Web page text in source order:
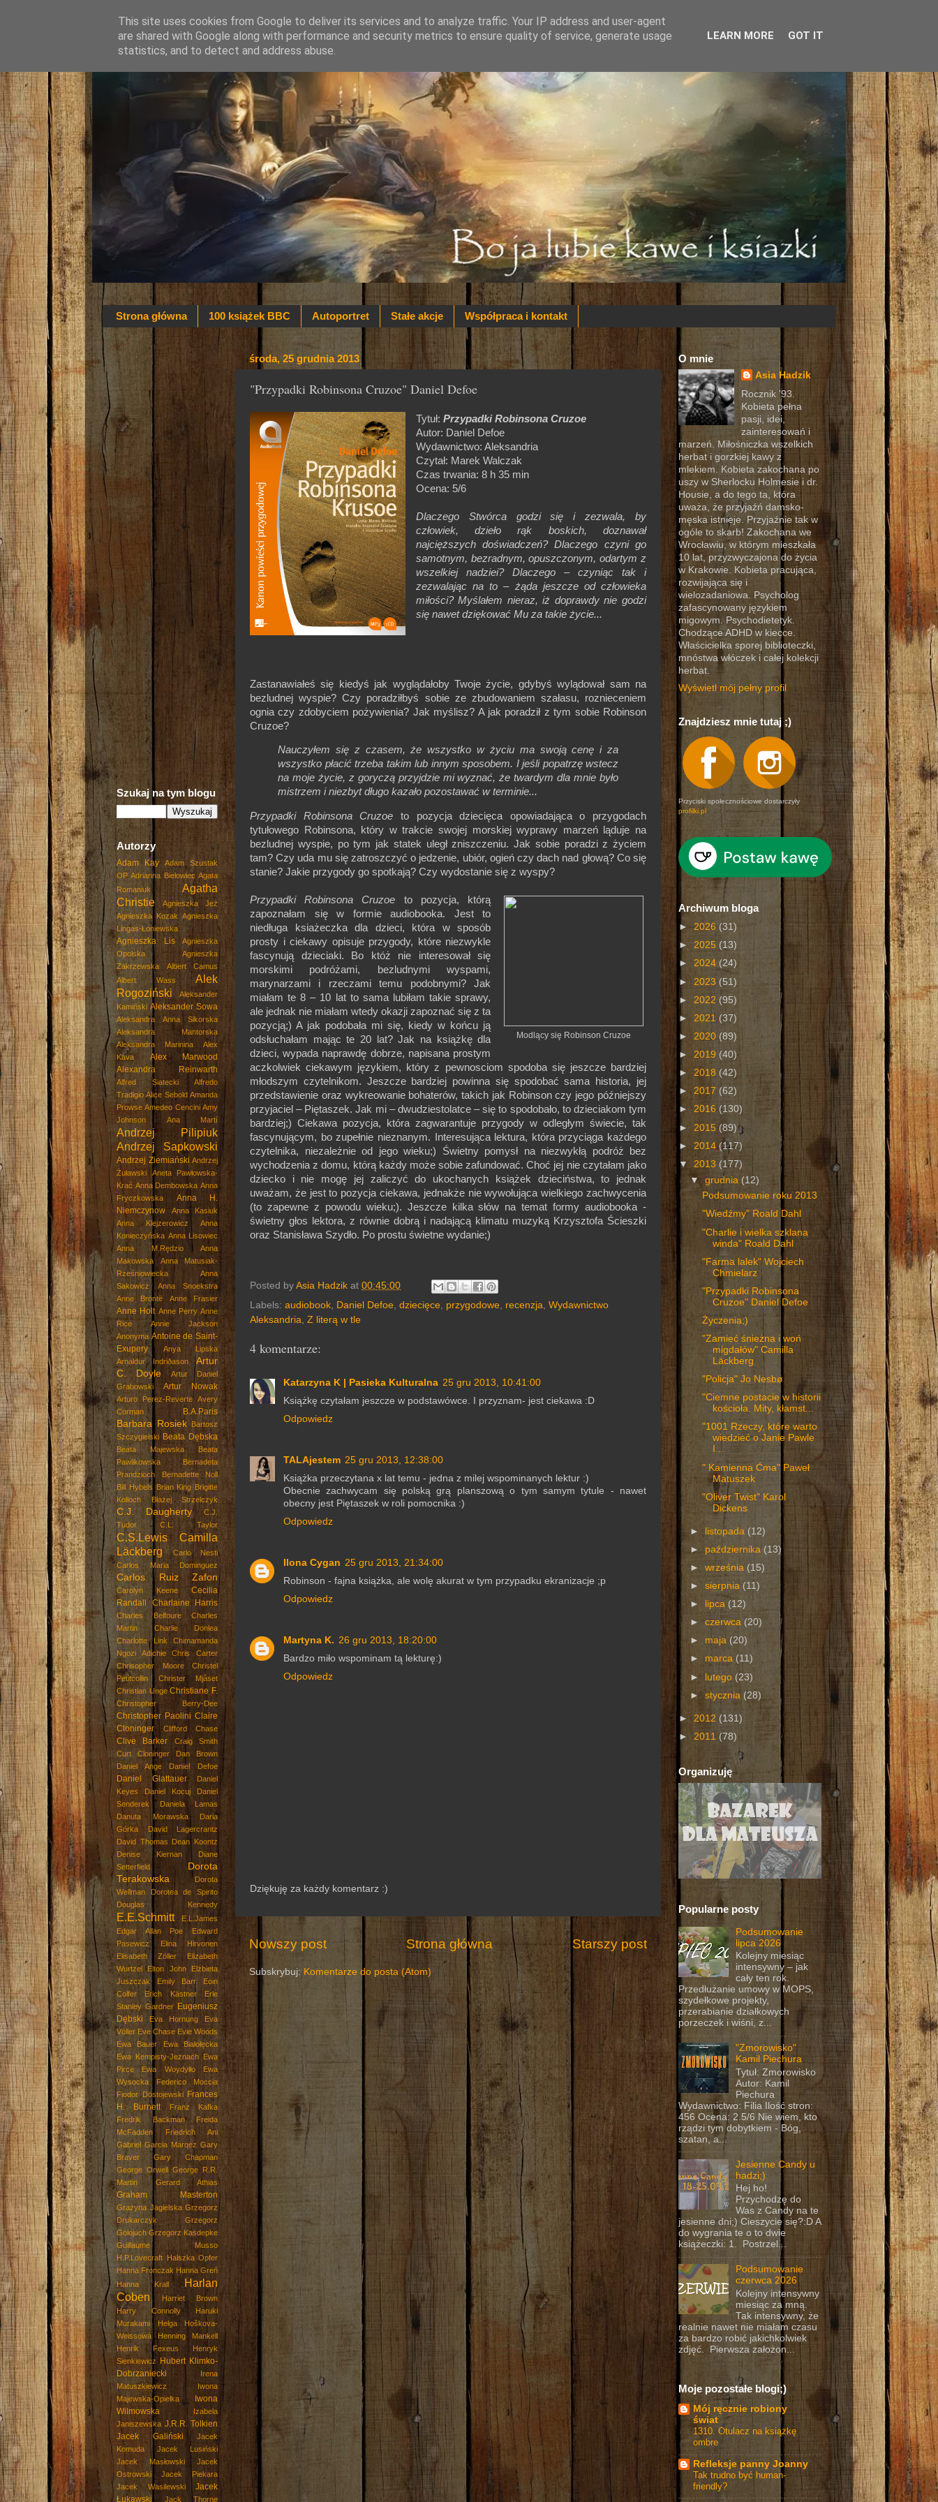
Strona główna 100 książek BBC Autoportret Stałe akcje Współpraca i kontakt
środa, 25 grudnia 2013
"Przypadki Robinsona Cruzoe" Daniel Defoe
Tytuł: Przypadki Robinsona Cruzoe
Autor: Daniel Defoe
Wydawnictwo: Aleksandria
Czytał: Marek Walczak
Czas trwania: 8 h 35 min
Ocena: 5/6
Dlaczego Stwórca godzi się i zezwala, by
człowiek, dzieło rąk boskich, doznawał
najcięższych doświadczeń? Dlaczego czyni go
samotnym, bezradnym, opuszczonym, odartym z
wszelkiej nadziei? Dlaczego – czyniąc tak i
zezwalając na to – żąda jeszcze od człowieka
miłości? Myślałem nieraz, iż doprawdy nie godzi
się nawet dziękować Mu za takie życie...
Zastanawiałeś się kiedyś jak wyglądałoby Twoje życie, gdybyś wylądował sam na
bezludnej wyspie? Czy poradziłbyś sobie ze zbudowaniem szałasu, roznieceniem
ognia czy zdobyciem pożywienia? Jak myślisz? A jak poradził z tym sobie Robinson
Cruzoe?
Nauczyłem się z czasem, że wszystko w życiu ma swoją cenę i za
wszystko płacić trzeba takim lub innym sposobem. I jeśli popatrzę wstecz
na moje życie, z goryczą przyjdzie mi wyznać, że twardym dla mnie było
mistrzem i niezbyt długo kazało pozostawać w terminie...
Przypadki Robinsona Cruzoe to pozycja dziecięca opowiadająca o przygodach
tytułowego Robinsona, który w trakcie swojej morskiej wyprawy marzeń ląduje na
bezludnej wyspie, po tym jak statek uległ zniszczeniu. Jak sobie poradzi z życiem
tam? Czy uda mu się zatroszczyć o jedzenie, ubiór, ogień czy dach nad głową? Co się
stanie? Jakie przygody go spotkają? Czy wydostanie się z wyspy?
Modlący się Robinson Cruzoe
Przypadki Robinsona Cruzoe to pozycja, którą
zapoznałam się w formie audiobooka. Jest to
niedługa ksiażeczka dla dzieci, która w sposób
prosty i ciekawy opisuje przygody, które niezwykle
fascynują dzieciaki. Bo któż nie interesował się
morskimi podróżami, bezludnymi wyspami,
marynarzami i rzeczami temu podobnymi? Jak
miałam te 8 – 10 lat to sama lubiłam takie sprawy,
ale jednak nie miałam wtedy okazji zapoznać się z ta
pozycją;) A jak podobała mi się, kiedy w końcu ją
odsłuchałam mając te 20 lat? Jak na książkę dla
dzieci, wypada naprawdę dobrze, napisana prostym
aczkolwiek ciekawym językiem, który z pewnosciom spodoba się jeszcze bardziej
młodszym czytelnikom. Jeszcze bardziej powinna się spodobać sama historia, jej
przedstawienie oraz wykreowanie bohaterów, takich jak Robinson czy jego późniejszy
przyjaciel – Piętaszek. Jak mi – dwudziestolatce – się to spodobało, to dzieciakom tym
bardziej;) Ciekawa pozycja, która zagwarantuje przygody w odległym świecie, tak
fascynującym, bo zupełnie nieznanym. Interesująca lektura, która przyciąga każdego
czytelnika, niezależnie od jego wieku;) Świetny pomysł na niezwykłą podróż bez
wychodzenia z domu, którą każdy może sobie zafundować. Choć jej nie czytałam jako
dziecko i nie mogę jej zaliczyć do ukochanych książek dzieciństwa, to jednak
uważam, że jest to pozycja ciekawa, jednakże nie wywołująca wielkiego zachwycenia
(to zapewne z powodu wieku;). Jeszcze kilka słów na temat formy audiobooka -
świetny głos lektora, z równie dobrą i nadającą klimatu muzyką Krzysztofa Ścieszki
oraz Stanisława Szydło. Po prostu świetne wydanie;)
Posted by Asia Hadzik at 00:45:00
Labels: audiobook Daniel Defoe dziecięce przygodowe recenzja Wydawnictwo
Aleksandria Z literą w tle
4 komentarze:
Katarzyna K | Pasieka Kulturalna 25 gru 2013, 10:41:00
Książkę czytałam jeszcze w podstawówce. I przyznam- jest ciekawa :D
Odpowiedz
TALAjestem 25 gru 2013, 12:38:00
Książka przeczytana x lat temu - jedna z milej wspominanych lektur :)
Obecnie zachwycam się polską grą planszową o tym samym tytule - nawet
obecny jest Piętaszek w roli pomocnika :)
Odpowiedz
Ilona Cygan 25 gru 2013, 21:34:00
Robinson - fajna książka, ale wolę akurat w tym przypadku ekranizacje ;p
Odpowiedz
Martyna K. 26 gru 2013, 18:20:00
Bardzo miło wspominam tą lekturę:)
Odpowiedz
Dziękuję za każdy komentarz :)
Nowszy post Starszy post
Strona główna
Subskrybuj: Komentarze do posta (Atom)
Szukaj na tym blogu
Autorzy
Adam Kay
Adam Szustak
OP Adrianna Biełowiec Agata
Romaniuk
Agatha
Christie
Agnieszka Jeż
Agnieszka Kozak Agnieszka
Lingas-Łoniewska
Agnieszka Lis
Agnieszka
Opolska
Agnieszka
Zakrzewska
Albert Camus
Albert Wass
Alek
Rogoziński
Aleksander
Kamiński Aleksander Sowa
Aleksandra Anna Sikorska
Aleksandra Mantorska
Aleksandra Marinina
Alex
Kava
Alex Marwood
Alexandra Reinwarth
Alfred Siatecki
Alfredo
Tradigio Alice Sebold Amanda
Prowse Amedeo Cencini Amy
Johnson
Ana Martí
Andrzej Pilipiuk
Andrzej Sapkowski
Andrzej Ziemiański Andrzej
Żuławski
Aneta Pawłowska-
Krać Anna Dembowska Anna
Fryczkowska
Anna H.
Niemczynow
Anna Kasiuk
Anna Klejzerowicz
Anna
Konieczyńska Anna Lisowiec
Anna M.Rędzio
Anna
Makowska
Anna Matusiak-
Rześniowiecka
Anna
Sakowicz
Anna Snoekstra
Anne Brontë
Anne Frasier
Anne Holt Anne Perry Anne
Rice
Annie Jackson
Anonyma Antoine de Saint-
Exupery
Anya Lipska
Arnaldur Indriðason
Artur
C. Doyle
Artur Daniel
Grabowski
Artur Nowak
Arturo Perez-Reverte Avery
Corman
B.A.Paris
Barbara Rosiek
Bartosz
Szczygielski Beata Dębska
Beata Majewska
Beata
Pawlikowska
Bernadeta
Prandzioch
Bernadette Noll
Bill Hybels
Brian King Brigitte
Kolloch
Błażej Strzelczyk
C.J. Daugherty
C.J.
Tudor
C.L. Taylor
C.S.Lewis
Camilla
Läckberg
Carlo Nesti
Carlos Maria Dominguez
Carlos Ruiz Zafon
Carolyn Keene
Cecilia
Randall
Charlaine Harris
Charles Belfoure
Charles
Martin
Charlie Donlea
Charlotte Link
Chimamanda
Ngozi Adichie
Chris Carter
Chrisopher Moore
Christel
Petitcollin
Christer Mjåset
Christian Unge Christiane F.
Christopher Berry-Dee
Christopher Paolini Claire
Cloninger
Clifford Chase
Clive Barker
Craig Smith
Curt Cloninger
Dan Brown
Daniel Ange
Daniel Defoe
Daniel Glattauer
Daniel
Keyes
Daniel Kocuj
Daniel
Senderek
Daniela Lamas
Danuta Morawska
Daria
Górka
David Lagercrantz
David Thomas
Dean Koontz
Denise Kiernan
Diane
Setterfield
Dorota
Terakowska
Dorota
Wellman
Dorotea de Spirito
Douglas Kennedy
E.E.Schmitt
E.L.James
Edgar Allan Poe
Edward
Pasewicz
Elina Hirvonen
Elisabeth Zöller
Elizabeth
Wurtzel
Elton John
Elżbieta
Juszczak
Emily Barr
Eoin
Colfer
Erich Kästner
Erle
Stanley Gardner Eugeniusz
Dębski
Eva Hornung
Eva
Völler Eve Chase Evie Woods
Ewa Bauer
Ewa Białołęcka
Ewa Kempisty-Jeznach
Ewa
Pirce
Ewa Woydyłło
Ewa
Wysocka
Federico Moccia
Fiodor Dostojewski
Frances
H. Burnett
Franz Kafka
Fredrik Backman
Freida
McFadden
Friedrich Ani
Gabriel Garcia Marqez Gary
Braver
Gary Chapman
George Orwell
George R.R.
Martin
Gerard Athias
Graham Masterton
Grażyna Jagielska Grzegorz
Drukarczyk
Grzegorz
Golojuch Grzegorz Kasdepke
Guillaume Musso
H.P.Lovecraft
Halszka Opfer
Hanna Fronczak Hanna Greń
Hanna Krall
Harlan
Coben
Harriet Brown
Harry Connolly
Haruki
Murakami
Helga Hoškova-
Weissowá
Henning Mankell
Henrik Fexeus
Henryk
Sienkiewicz
Hubert Klimko-
Dobrzaniecki
Irena
Matuszkiewicz
Iwona
Majewska-Opiełka
Iwona
Wilmowska
Izabela
Janiszewska J.R.R. Tolkien
Jacek Galiński
Jacek
Komuda
Jacek Lusiński
Jacek Masłowski
Jacek
Ostrowski
Jacek Piekara
Jacek Wasilewski
Jacek
Łukawski
Jack Thorne
O mnie
Asia Hadzik
Rocznik '93.
Kobieta pełna
pasji, idei,
zainteresowań i
marzeń. Miłośniczka wszelkich
herbat i gorzkiej kawy z
mlekiem. Kobieta zakochana po
uszy w Sherlocku Holmesie i dr.
Housie, a do tego ta, która
uważa, że przyjaźń damsko-
męska istnieje. Przyjaźnie tak w
ogóle to skarb! Zakochana we
Wrocławiu, w którym mieszkała
10 lat, przyzwyczajona do życia
w Krakowie. Kobieta pracująca,
rozwijająca się i
wielozadaniowa. Psycholog
zafascynowany językiem
migowym. Psychodietetyk.
Chodzące ADHD w kiecce.
Właścicielka sporej biblioteczki,
mnóstwa włóczek i całej kolekcji
herbat.
Wyświetl mój pełny profil
Znajdziesz mnie tutaj ;)
Przyciski społecznościowe dostarczyły
profilki.pl
Archiwum bloga
► 2026 (31)
► 2025 (13)
► 2024 (24)
► 2023 (51)
► 2022 (95)
► 2021 (37)
► 2020 (89)
► 2019 (40)
► 2018 (42)
► 2017 (62)
► 2016 (130)
► 2015 (89)
► 2014(117)
▼ 2013 (177)
▼grudnia (12)
Podsumowanie roku 2013
"Wiedźmy" Roald Dahl
"Charlie i wielka szklana
winda" Roald Dahl
"Farma lalek" Wojciech
Chmielarz
"Przypadki Robinsona
Cruzoe" Daniel Defoe
Życzenia;)
"Zamieć śnieżna i woń
migdałów" Camilla
Läckberg
"Policja" Jo Nesbø
"Ciemne postacie w historii
kościoła. Mity, kłamst...
"1001 Rzeczy, które warto
wiedzieć o Janie Pawle
I...
" Kamienna Ćma" Paweł
Matuszek
"Oliver Twist" Karol
Dickens
► listopada (12)
► października (13)
►września (15)
►sierpnia (11)
►
lipca (12)
►czerwca (20)
► maja (20)
► marca (11)
► lutego (23)
►stycznia (28)
► 2012 (131)
► 2011 (78)
Organizuję
Popularne posty
Podsumowanie
lipca 2026
Kolejny miesiąc
intensywny – jak
cały ten rok.
Przedłużanie umowy w MOPS,
szydełkowe projekty,
przerabianie działkowych
porzeczek i wiśni, z...
"Zmorowisko"
Kamil Piechura
Tytuł: Zmorowisko
Autor: Kamil
Piechura
Wydawnictwo: Filia Ilość stron:
456 Ocena: 2.5/6 Nie wiem, kto
rządzi tym dobytkiem - Bóg,
szatan, a...
Jesienne Candy u
hadzi;)
Hej ho!
Przychodzę do
Was z Candy na te
jesienne dni;) Cieszycie się?:D A
do wygrania te o to dwie
książeczki: 1. Postrzel...
Podsumowanie
czerwca 2026
Kolejny intensywny
miesiąc za mną.
Tak intensywny, że
realnie nawet nie miałam czasu
za bardzo robić jakichkolwiek
zdjęć. Pierwsza założon...
Moje pozostałe blogi;)
Mój ręcznie robiony
świat
1310. Otulacz na książkę
ombre
Refleksje panny Joanny
Tak trudno być human-
friendly?
This site uses cookies from Google to deliver its services and to analyze traffic. Your IP address and user-agent
are shared with Google along with performance and security metrics to ensure quality of service, generate usage
statistics, and to detect and address abuse.
LEARN MORE GOT IT